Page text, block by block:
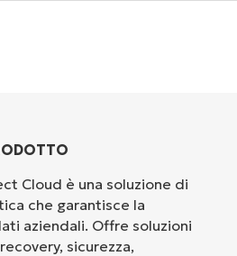
Cloud è una soluzione di
che garantisce la
aziendali. Offre soluzioni
sicurezza,